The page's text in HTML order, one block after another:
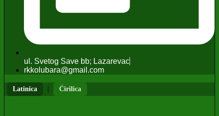
ul. Svetog Save bb; Lazarevac
rkkolubara@gmail.com
Latinica | Ćirilica